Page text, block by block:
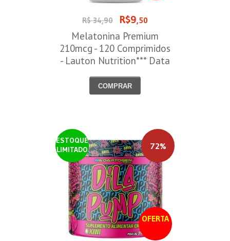
R$ 34,90 R$9,50
Melatonina Premium
210mcg - 120 Comprimidos
- Lauton Nutrition*** Data
COMPRAR
ESTOQUE
LIMITADO
OFERTA
72%